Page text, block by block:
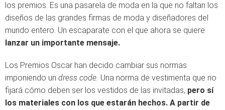
los premios. Es una pasarela de moda en la que no faltan los
diseños de las grandes firmas de moda y diseñadores del
mundo entero. Un escaparate con el que ahora se quiere
lanzar un importante mensaje.
Los Premios Oscar han decido cambiar sus normas
imponiendo un dress code. Una norma de vestimenta que no
fijará cómo deben ser los vestidos de las invitadas, pero sí
los materiales con los que estarán hechos. A partir de